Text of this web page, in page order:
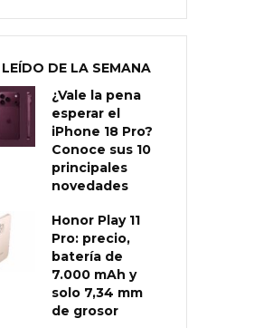
DE LA SEMANA
¿Vale la pena
esperar el
iPhone 18 Pro?
Conoce sus 10
principales
novedades
Honor Play 11
Pro: precio,
batería de
7.000 mAh y
solo 7,34 mm
de grosor